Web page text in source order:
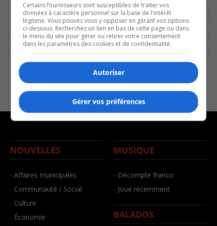
NOUVELLES
- Affaires municipales
- Communauté / Social
- Culture
- Économie
MUSIQUE
- Décompte franco
- Joué récemment
BALADOS
Certains fournisseurs sont susceptibles de traiter vos
données à caractère personnel sur la base de l'intérêt
légitime. Vous pouvez vous y opposer en gérant vos options
ci-dessous. Recherchez un lien en bas de cette page ou dans
le menu du site pour gérer ou retirer votre consentement
dans les paramètres des cookies et de confidentialité.
Autoriser
Gérer vos préférences